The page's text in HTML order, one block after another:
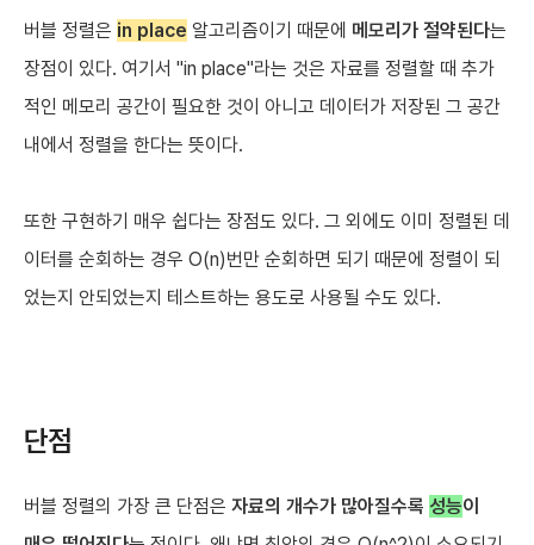
버블 정렬은 in place 알고리즘이기 때문에 메모리가 절약된다는
장점이 있다. 여기서 "in place"라는 것은 자료를 정렬할 때 추가
적인 메모리 공간이 필요한 것이 아니고 데이터가 저장된 그 공간
내에서 정렬을 한다는 뜻이다.
또한 구현하기 매우 쉽다는 장점도 있다. 그 외에도 이미 정렬된 데
이터를 순회하는 경우 O(n)번만 순회하면 되기 때문에 정렬이 되
었는지 안되었는지 테스트하는 용도로 사용될 수도 있다.
단점
버블 정렬의 가장 큰 단점은 자료의 개수가 많아질수록 성능이